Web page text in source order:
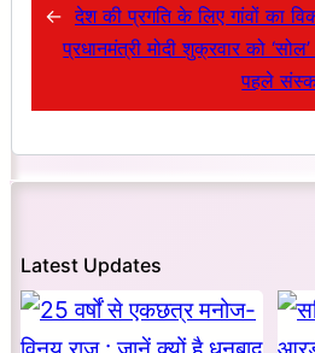
← देश की प्रगति के लिए गांवों का
प्रधानमंत्री मोदी शुक्रवार को
पहले
Latest Updates